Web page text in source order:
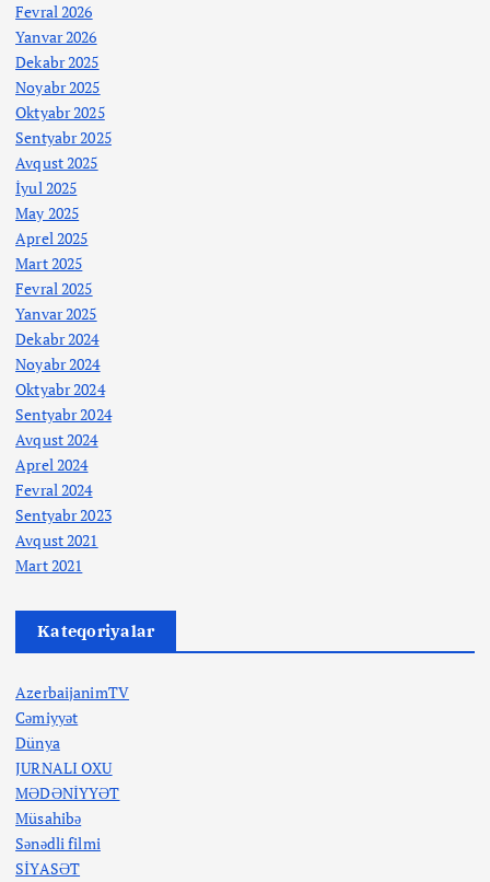
Fevral 2026
Yanvar 2026
Dekabr 2025
Noyabr 2025
Oktyabr 2025
Sentyabr 2025
Avqust 2025
İyul 2025
May 2025
Aprel 2025
Mart 2025
Fevral 2025
Yanvar 2025
Dekabr 2024
Noyabr 2024
Oktyabr 2024
Sentyabr 2024
Avqust 2024
Aprel 2024
Fevral 2024
Sentyabr 2023
Avqust 2021
Mart 2021
Kateqoriyalar
AzerbaijanimTV
Cəmiyyət
Dünya
JURNALI OXU
MƏDƏNİYYƏT
Müsahibə
Sənədli filmi
SİYASƏT